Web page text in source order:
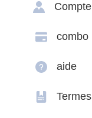
Compte
combo
aide
Termes